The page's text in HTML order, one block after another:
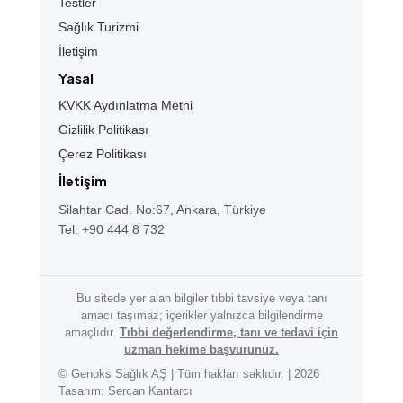
Sağlık Turizmi
İletişim
Yasal
KVKK Aydınlatma Metni
Gizlilik Politikası
Çerez Politikası
İletişim
Silahtar Cad. No:67, Ankara, Türkiye
Tel: +90 444 8 732
Bu sitede yer alan bilgiler tıbbi tavsiye veya tanı
amacı taşımaz; içerikler yalnızca bilgilendirme
amaçlıdır. Tıbbi değerlendirme, tanı ve tedavi için
uzman hekime başvurunuz.
© Genoks Sağlık AŞ | Tüm hakları saklıdır. | 2026
Tasarım: Sercan Kantarcı